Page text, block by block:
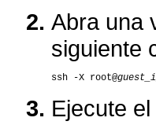
Abra una
siguiente
ssh -X root@
Ejecute